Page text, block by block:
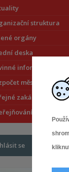
struktura
orgány
deska
informace
městské části
zakázky
smluv
se